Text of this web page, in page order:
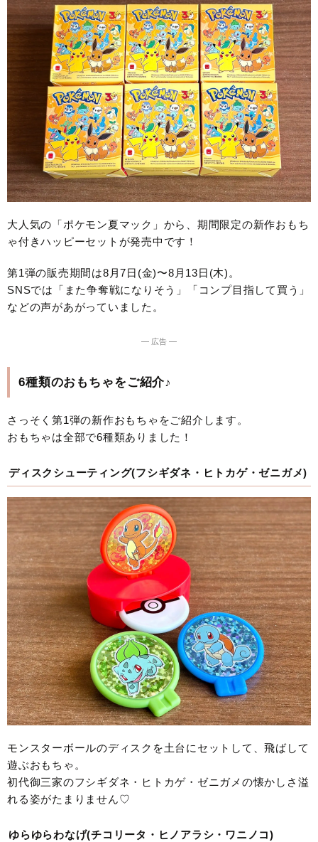
大人気の「ポケモン夏マック」から、期間限定の新作おもち
ゃ付きハッピーセットが発売中です！
第1弾の販売期間は8月7日(金)〜8月13日(木)。
SNSでは「また争奪戦になりそう」「コンプ目指して買う」
などの声があがっていました。
― 広告 ―
6種類のおもちゃをご紹介♪
さっそく第1弾の新作おもちゃをご紹介します。
おもちゃは全部で6種類ありました！
ディスクシューティング(フシギダネ・ヒトカゲ・ゼニガメ)
モンスターボールのディスクを土台にセットして、飛ばして
遊ぶおもちゃ。
初代御三家のフシギダネ・ヒトカゲ・ゼニガメの懐かしさ溢
れる姿がたまりません♡
ゆらゆらわなげ(チコリータ・ヒノアラシ・ワニノコ)